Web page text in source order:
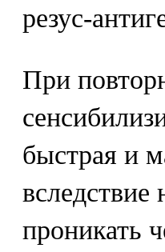
резус-
При
быстрая и
проникать